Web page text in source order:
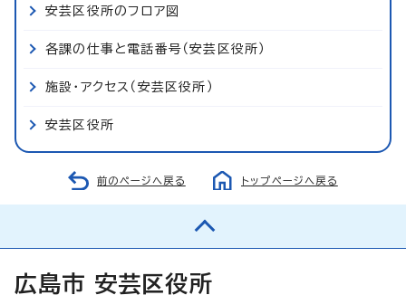
安芸区役所のフロア図
各課の仕事と電話番号（安芸区役所）
施設・アクセス（安芸区役所）
安芸区役所
前のページへ戻る トップページへ戻る
広島市 安芸区役所